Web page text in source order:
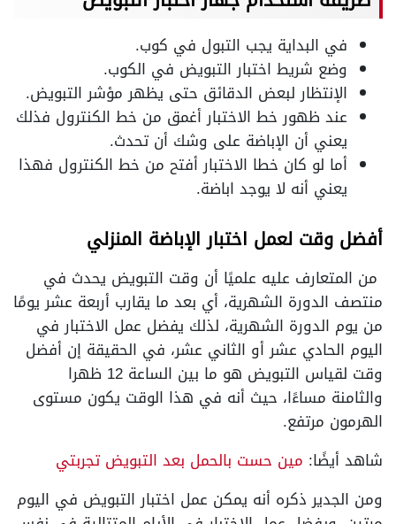
في البداية يجب التبول في كوب.
وضع شريط اختبار التبويض في الكوب.
الإنتظار لبعض الدقائق حتى يظهر مؤشر التبويض.
عند ظهور خط الاختبار أغمق من خط الكنترول فذلك
يعني أن الإباضة على وشك أن تحدث.
أما لو كان خطا الاختبار أفتح من خط الكنترول فهذا
يعني أنه لا يوجد اباضة.
أفضل وقت لعمل اختبار الإباضة المنزلي
من المتعارف عليه علميًا أن وقت التبويض يحدث في
منتصف الدورة الشهرية، أي بعد ما يقارب أربعة عشر يومًا
من يوم الدورة الشهرية، لذلك يفضل عمل الاختبار في
اليوم الحادي عشر أو الثاني عشر، في الحقيقة إن أفضل
وقت لقياس التبويض هو ما بين الساعة 12 ظهرا
والثامنة مساءًا، حيث أنه في هذا الوقت يكون مستوى
الهرمون مرتفع.
شاهد أيضًا: مين حست بالحمل بعد التبويض تجربتي
ومن الجدير ذكره أنه يمكن عمل اختبار التبويض في اليوم